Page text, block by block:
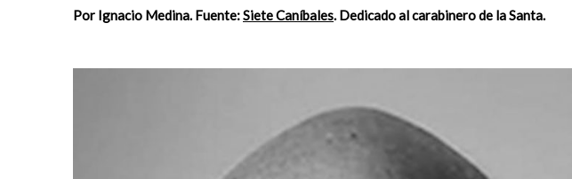
Por Ignacio Medina. Fuente:Siete Caníbales. Dedicado al carabinero de la Santa.